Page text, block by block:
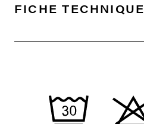
FICHE TECHNIQUE